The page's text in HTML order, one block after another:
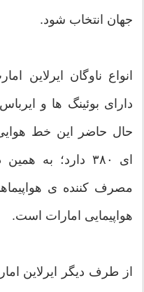
جهان انتخاب شود.
انواع ناوگان ایرلاین
دارای بوئینگ ها و
ای ۳۸۰ دارد؛ به
مصرف کننده ی
هواپیمایی امارات است.